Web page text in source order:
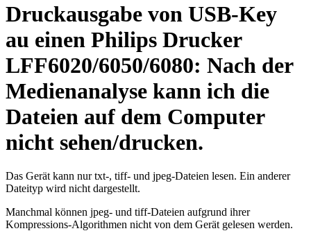
Druckausgabe von USB-Key
au einen Philips Drucker
LFF6020/6050/6080: Nach der
Medienanalyse kann ich die
Dateien auf dem Computer
nicht sehen/drucken.
Das Gerät kann nur txt-, tiff- und jpeg-Dateien lesen. Ein anderer
Dateityp wird nicht dargestellt.
Manchmal können jpeg- und tiff-Dateien aufgrund ihrer
Kompressions-Algorithmen nicht von dem Gerät gelesen werden.